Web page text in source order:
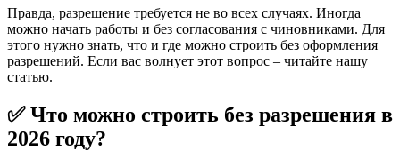
Правда, разрешение требуется не во всех случаях. Иногда
можно начать работы и без согласования с чиновниками. Для
этого нужно знать, что и где можно строить без оформления
разрешений. Если вас волнует этот вопрос – читайте нашу
статью.
✅ Что можно строить без разрешения в
2026 году?